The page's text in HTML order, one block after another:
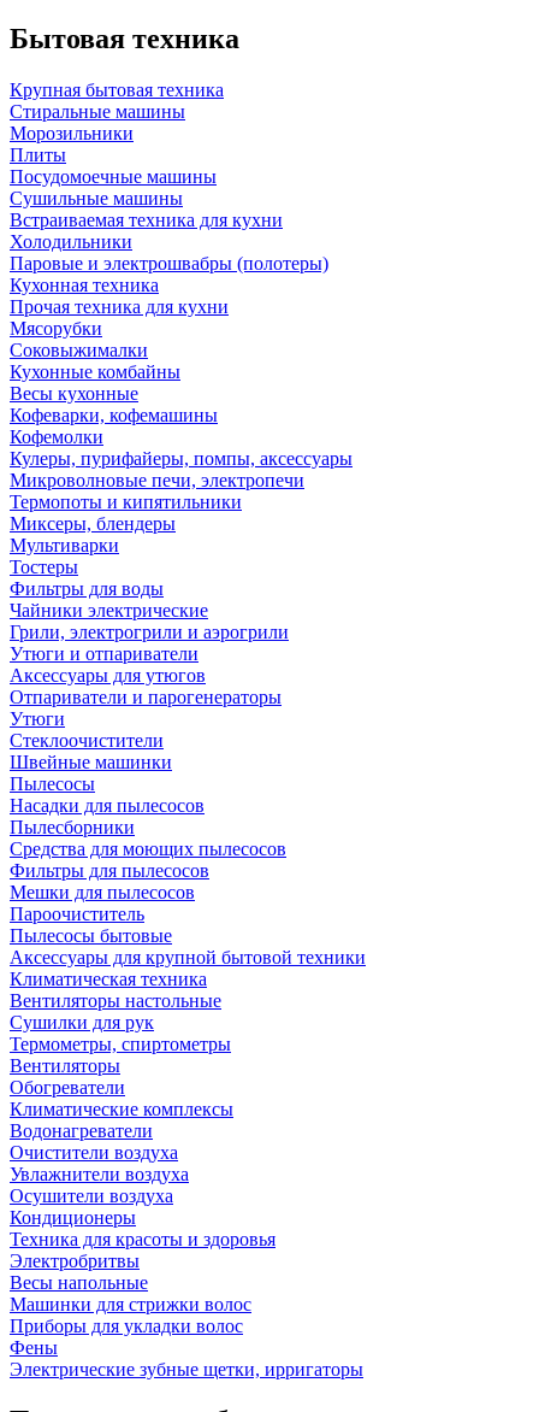
Бытовая техника
Крупная бытовая техника
Стиральные машины
Морозильники
Плиты
Посудомоечные машины
Сушильные машины
Встраиваемая техника для кухни
Холодильники
Паровые и электрошвабры (полотеры)
Кухонная техника
Прочая техника для кухни
Мясорубки
Соковыжималки
Кухонные комбайны
Весы кухонные
Кофеварки, кофемашины
Кофемолки
Кулеры, пурифайеры, помпы, аксессуары
Микроволновые печи, электропечи
Термопоты и кипятильники
Миксеры, блендеры
Мультиварки
Тостеры
Фильтры для воды
Чайники электрические
Грили, электрогрили и аэрогрили
Утюги и отпариватели
Аксессуары для утюгов
Отпариватели и парогенераторы
Утюги
Стеклоочистители
Швейные машинки
Пылесосы
Насадки для пылесосов
Пылесборники
Средства для моющих пылесосов
Фильтры для пылесосов
Мешки для пылесосов
Пароочиститель
Пылесосы бытовые
Аксессуары для крупной бытовой техники
Климатическая техника
Вентиляторы настольные
Сушилки для рук
Термометры, спиртометры
Вентиляторы
Обогреватели
Климатические комплексы
Водонагреватели
Очистители воздуха
Увлажнители воздуха
Осушители воздуха
Кондиционеры
Техника для красоты и здоровья
Электробритвы
Весы напольные
Машинки для стрижки волос
Приборы для укладки волос
Фены
Электрические зубные щетки, ирригаторы